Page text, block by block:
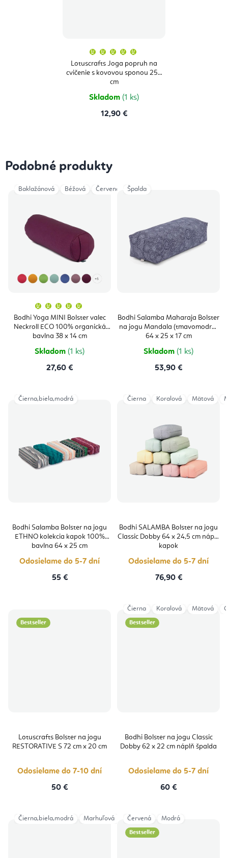
Lotuscrafts Joga popruh na
cvičenie s kovovou sponou 250
cm
produktu
je
5,0
Skladom (1 ks)
12,90 €
Podobné produkty
Bodhi Yoga MINI Bolster valec
Neckroll ECO 100% organická
bavlna 38 x 14 cm
produktu
je
5,0
z
5
Skladom (1 ks)
27,60 €
Baklažánová Béžová Červená Čierna
Bodhi Salamba Maharaja Bolster
na jogu Mandala (tmavomodrá)
64 x 25 x 17 cm
Skladom (1 ks)
53,90 €
Špalda
Bodhi Salamba Bolster na jogu
ETHNO kolekcia kapok 100%
bavlna 64 x 25 cm
Odosielame do 5-7 dní
55 €
Čierna,biela,modrá
Bodhi SALAMBA Bolster na jogu
Classic Dobby 64 x 24,5 cm náplň
kapok
Odosielame do 5-7 dní
76,90 €
Čierna Koralová Mätová
Bestseller
Lotuscrafts Bolster na jogu
RESTORATIVE S 72 cm x 20 cm
Odosielame do 7-10 dní
50 €
Bestseller
Bodhi Bolster na jogu Classic
Dobby 62 x 22 cm náplň špalda
Odosielame do 5-7 dní
60 €
Čierna Koralová Mätová
Čierna,biela,modrá Marhuľová
Bestseller
Červená Modrá